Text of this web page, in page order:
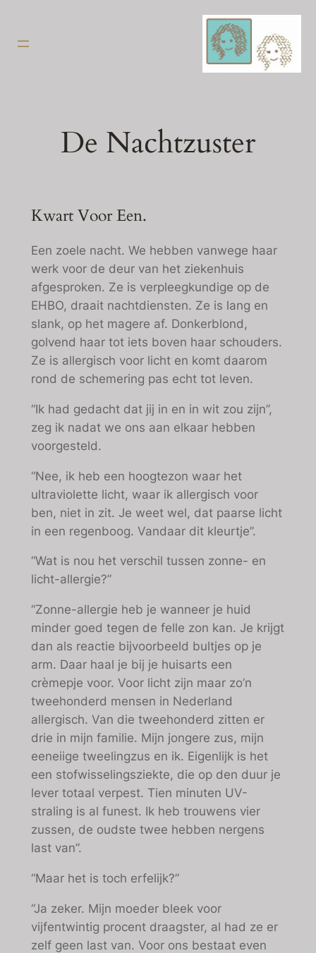
de
De Nachtzuster
Kwart Voor Een.
Een zoele nacht. We hebben vanwege haar
werk voor de deur van het ziekenhuis
afgesproken. Ze is verpleegkundige op de
EHBO, draait nachtdiensten. Ze is lang en
slank, op het magere af. Donkerblond,
golvend haar tot iets boven haar schouders.
Ze is allergisch voor licht en komt daarom
rond de schemering pas echt tot leven.
“Ik had gedacht dat jij in en in wit zou zijn”,
zeg ik nadat we ons aan elkaar hebben
voorgesteld.
“Nee, ik heb een hoogtezon waar het
ultraviolette licht, waar ik allergisch voor
ben, niet in zit. Je weet wel, dat paarse licht
in een regenboog. Vandaar dit kleurtje”.
“Wat is nou het verschil tussen zonne- en
licht-allergie?”
“Zonne-allergie heb je wanneer je huid
minder goed tegen de felle zon kan. Je krijgt
dan als reactie bijvoorbeeld bultjes op je
arm. Daar haal je bij je huisarts een
crèmepje voor. Voor licht zijn maar zo’n
tweehonderd mensen in Nederland
allergisch. Van die tweehonderd zitten er
drie in mijn familie. Mijn jongere zus, mijn
eeneiige tweelingzus en ik. Eigenlijk is het
een stofwisselingsziekte, die op den duur je
lever totaal verpest. Tien minuten UV-
straling is al funest. Ik heb trouwens vier
zussen, de oudste twee hebben nergens
last van”.
“Maar het is toch erfelijk?”
“Ja zeker. Mijn moeder bleek voor
vijfentwintig procent draagster, al had ze er
zelf geen last van. Voor ons bestaat even